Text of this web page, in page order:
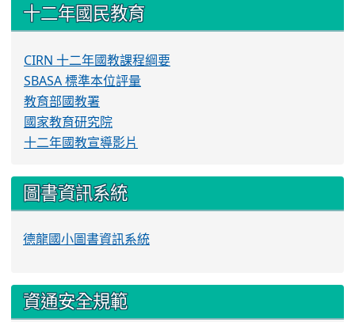
十二年國民教育
CIRN 十二年國教課程綱要
SBASA 標準本位評量
教育部國教署
國家教育研究院
十二年國教宣導影片
圖書資訊系統
德龍國小圖書資訊系統
資通安全規範